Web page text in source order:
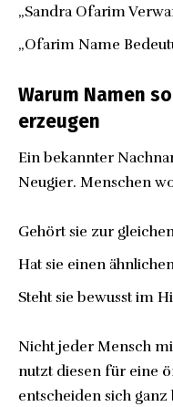
„Sandra Ofarim
„Ofarim Name
Warum Namen
erzeugen
Ein bekannter
Neugier. Menschen
Gehört sie zur
Hat sie einen
Steht sie bewusst im
Nicht jeder Mensch
nutzt diesen für eine
entscheiden sich ganz